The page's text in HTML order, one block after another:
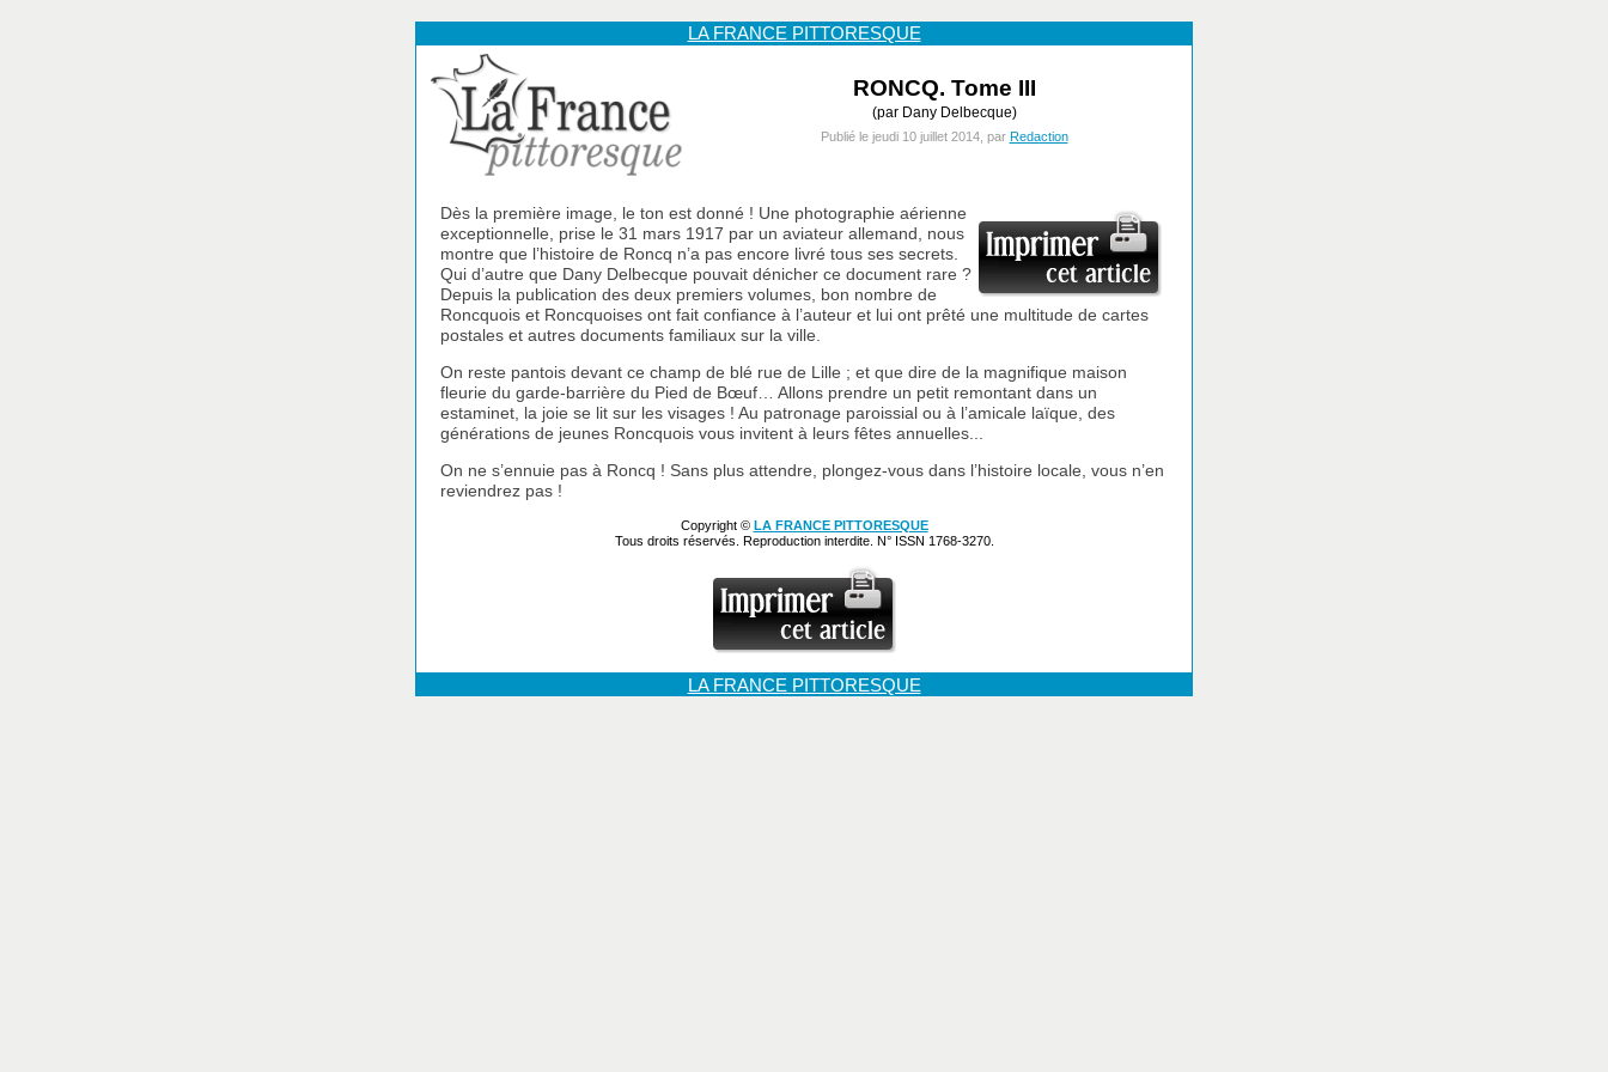
LA FRANCE PITTORESQUE
RONCQ. Tome III
(par Dany Delbecque)
Publié le jeudi 10 juillet 2014, par Redaction
Dès la première image, le ton est donné ! Une photographie aérienne
exceptionnelle, prise le 31 mars 1917 par un aviateur allemand, nous
montre que l’histoire de Roncq n’a pas encore livré tous ses secrets.
Qui d’autre que Dany Delbecque pouvait dénicher ce document rare ?
Depuis la publication des deux premiers volumes, bon nombre de
Roncquois et Roncquoises ont fait confiance à l’auteur et lui ont prêté une multitude de cartes
postales et autres documents familiaux sur la ville.
On reste pantois devant ce champ de blé rue de Lille ; et que dire de la magnifique maison
fleurie du garde-barrière du Pied de Bœuf… Allons prendre un petit remontant dans un
estaminet, la joie se lit sur les visages ! Au patronage paroissial ou à l’amicale laïque, des
générations de jeunes Roncquois vous invitent à leurs fêtes annuelles...
On ne s’ennuie pas à Roncq ! Sans plus attendre, plongez-vous dans l’histoire locale, vous n’en
reviendrez pas !
Copyright © LA FRANCE PITTORESQUE
Tous droits réservés. Reproduction interdite. N° ISSN 1768-3270.
LA FRANCE PITTORESQUE